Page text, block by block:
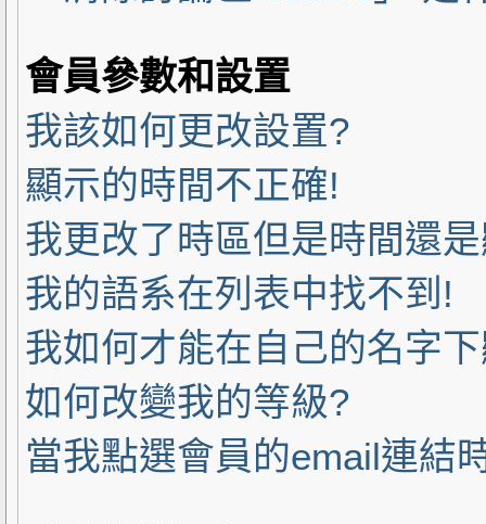
會員參數和設置
我該如何更改設置?
顯示的時間不正確!
我更改了時區但是時間還
我的語系在列表中找不到!
我如何才能在自己的名字
如何改變我的等級?
當我點選會員的email連結